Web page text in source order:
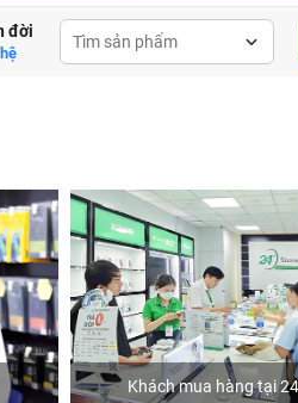
đời
Khách mua hàng tại